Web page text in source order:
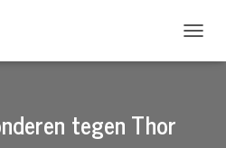
A
tegen Thor